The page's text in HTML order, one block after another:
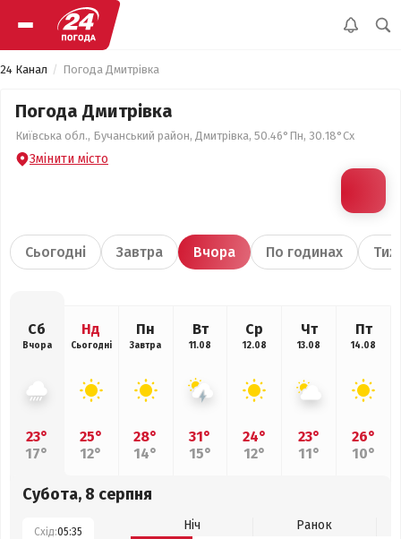
24 Канал Погода Дмитрівка
Погода Дмитрівка
Київська обл., Бучанський район, Дмитрівка, 50.46°Пн, 30.18°Сх
Змінити місто
Сьогодні Завтра Вчора По годинах
Сб
Вчора
23°
17°
Нд
Сьогодні
25°
12°
Пн
Завтра
28°
14°
Вт
11.08
31°
15°
Ср
12.08
24°
12°
Чт
13.08
23°
11°
Пт
14.08
26°
10°
Субота, 8 серпня
Схід:05:35 Ніч
Ранок